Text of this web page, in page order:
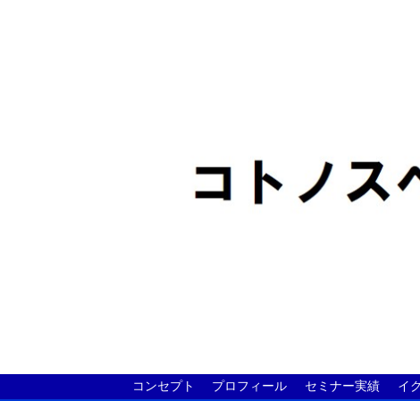
コンセプト プロフィール セミナー実績 イ